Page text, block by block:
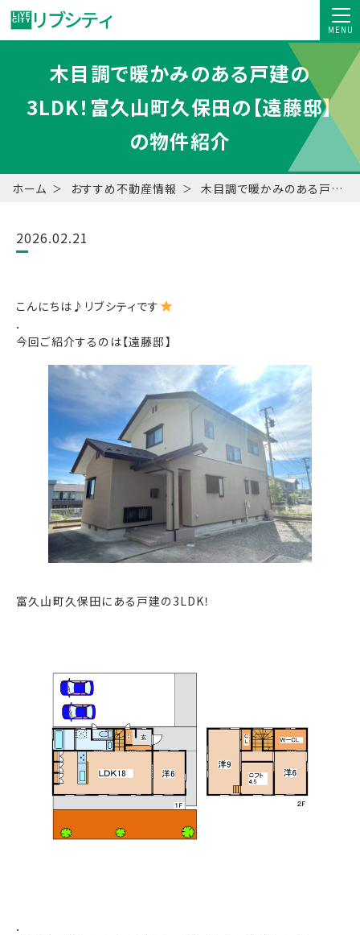
MENU
木目調で暖かみのある戸建の
3LDK！富久山町久保田の【遠藤邸】
の物件紹介
ホーム おすすめ不動産情報 木目調で暖かみのある戸建の3LDK！富久山町久保田の【遠藤邸】の物件紹介
2026.02.21
こんにちは♪リブシティです
．
今回ご紹介するのは【遠藤邸】
富久山町久保田にある戸建の3LDK！
．